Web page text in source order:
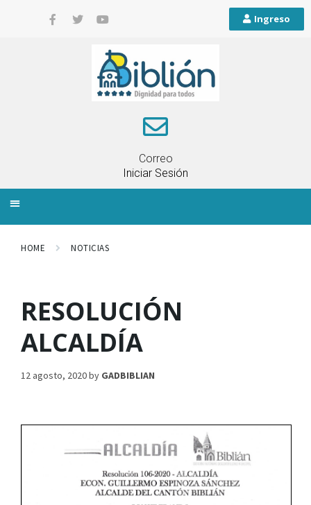
Ingreso
Correo
Iniciar Sesión
HOME NOTICIAS
RESOLUCIÓN
ALCALDÍA
12 agosto, 2020by GADBIBLIAN